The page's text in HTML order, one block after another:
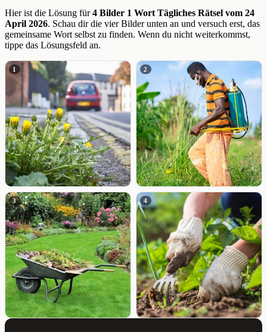
Hier ist die Lösung für4 Bilder 1 Wort Tägliches Rätsel vom 24
April 2026. Schau dir die vier Bilder unten an und versuch erst, das
gemeinsame Wort selbst zu finden. Wenn du nicht weiterkommst,
tippe das Lösungsfeld an.
1 2
3 4